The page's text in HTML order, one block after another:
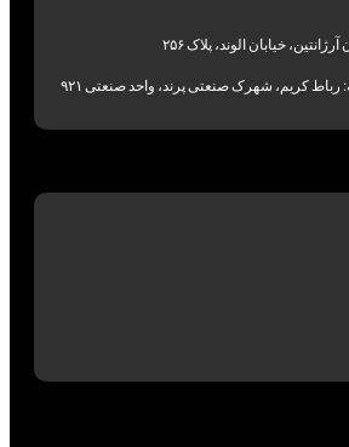
خیابان الوند، پلاک ۲۵۶
رباط کریم، شهرک صنعتی پرند، واحد صنعتی ۹۲۱